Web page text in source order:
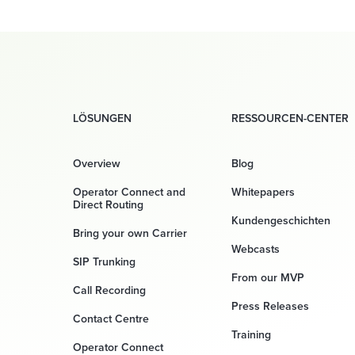
LÖSUNGEN
Overview
Operator Connect and
Direct Routing
Bring your own Carrier
SIP Trunking
Call Recording
Contact Centre
Operator Connect
RESSOURCEN-CENTER
Blog
Whitepapers
Kundengeschichten
Webcasts
From our MVP
Press Releases
Training